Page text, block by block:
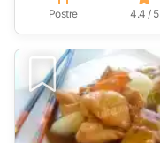
Postre 4.4 / 5